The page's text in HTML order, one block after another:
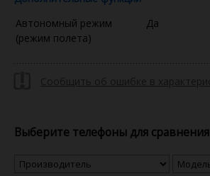
Автономный режим
(режим полета)
Да
Выберите телефоны для сравнения